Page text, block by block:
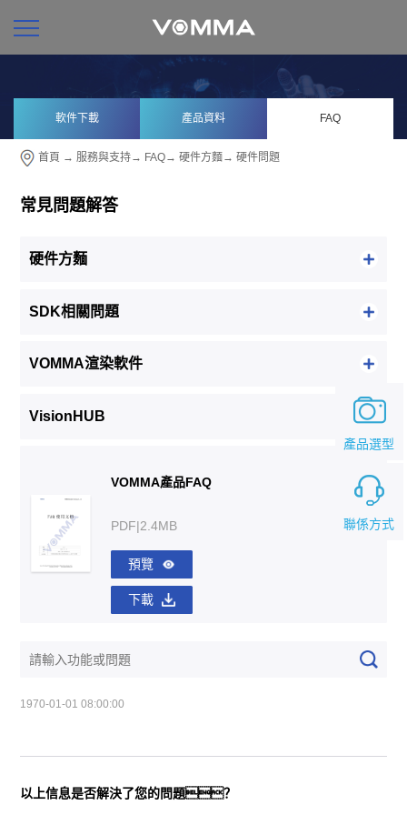
軟件下載 產品資料 FAQ
首頁 →服務與支持→ FAQ→硬件方麵→硬件問題
常見問題解答
硬件方麵
SDK相關問題
VOMMA渲染軟件
VisionHUB
VOMMA產品FAQ
PDF|2.4MB
預覽
下載
1970-01-01 08:00:00
以上信息是否解決了您的問題？
聯係方式
產品選型